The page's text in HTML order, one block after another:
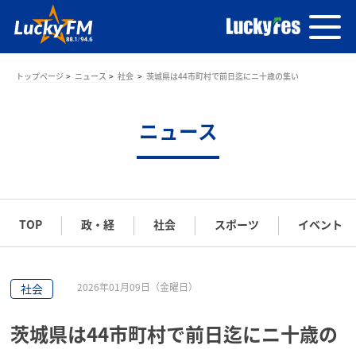
トップページ ニュース 社会 茨城県は44市町村で前日迄にニ十歳の集い
ニュース
TOP 政・経 社会 スポーツ イベント
社会 2026年01月09日（金曜日）
茨城県は44市町村で前日迄にニ十歳の